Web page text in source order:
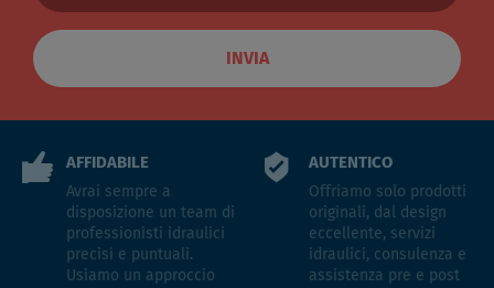
INVIA
AFFIDABILE
Avrai sempre a
disposizione un team di
professionisti idraulici
precisi e puntuali.
Usiamo un approccio
AUTENTICO
Offriamo solo prodotti
originali, dal design
eccellente, servizi
idraulici, consulenza e
assistenza pre e post